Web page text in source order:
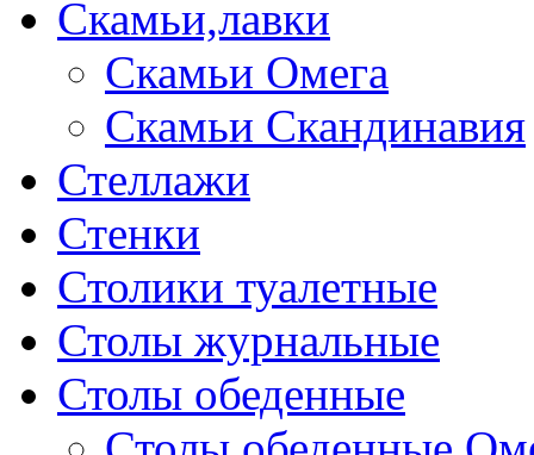
Скамьи,лавки
Скамьи Омега
Скамьи Скандинавия
Стеллажи
Стенки
Столики туалетные
Столы журнальные
Столы обеденные